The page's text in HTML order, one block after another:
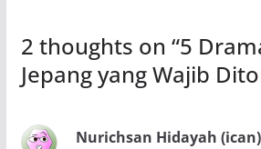
2 thoughts on “5
Jepang yang Wajib
Nurichsan Hidayah (ican)